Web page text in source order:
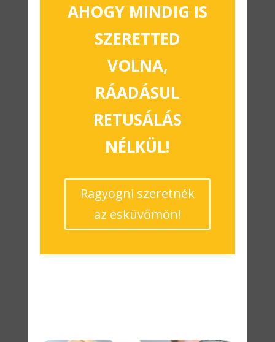
AHOGY MINDIG IS
SZERETTED
VOLNA,
RÁADÁSUL
RETUSÁLÁS
NÉLKÜL!
Ragyogni szeretnék
az esküvőmön!